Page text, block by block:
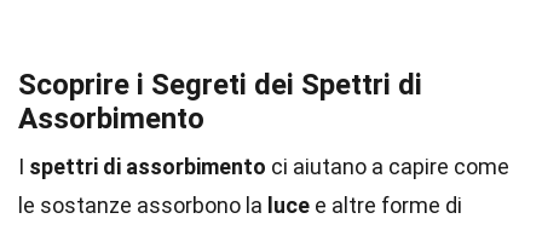
Scoprire i Segreti dei Spettri di
Assorbimento
I spettri di assorbimento ci aiutano a capire come
le sostanze assorbono la luce e altre forme di